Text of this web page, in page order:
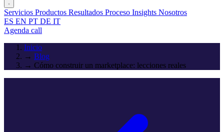
Servicios Productos Resultados Proceso Insights Nosotros
ES EN PT DE IT
Agenda call
Inicio
→ Blog
→ Cómo construir un marketplace: lecciones reales